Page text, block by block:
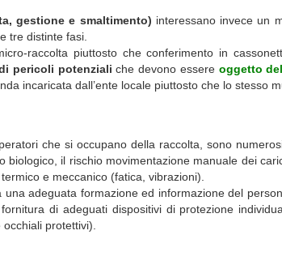
gestione e smaltimento) interessano invece un
tre distinte fasi.
raccolta piuttosto che conferimento in
pericoli potenziali che devono essere oggetto
incaricata dall’ente locale piuttosto che lo stesso
che si occupano della raccolta, sono
il rischio movimentazione manuale dei
e meccanico (fatica, vibrazioni).
adeguata formazione ed informazione del
di adeguati dispositivi di protezione
protettivi).